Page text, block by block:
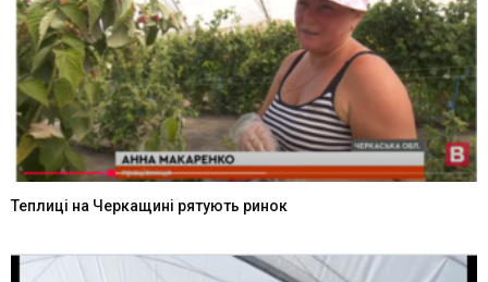
Теплиці на Черкащині рятують ринок